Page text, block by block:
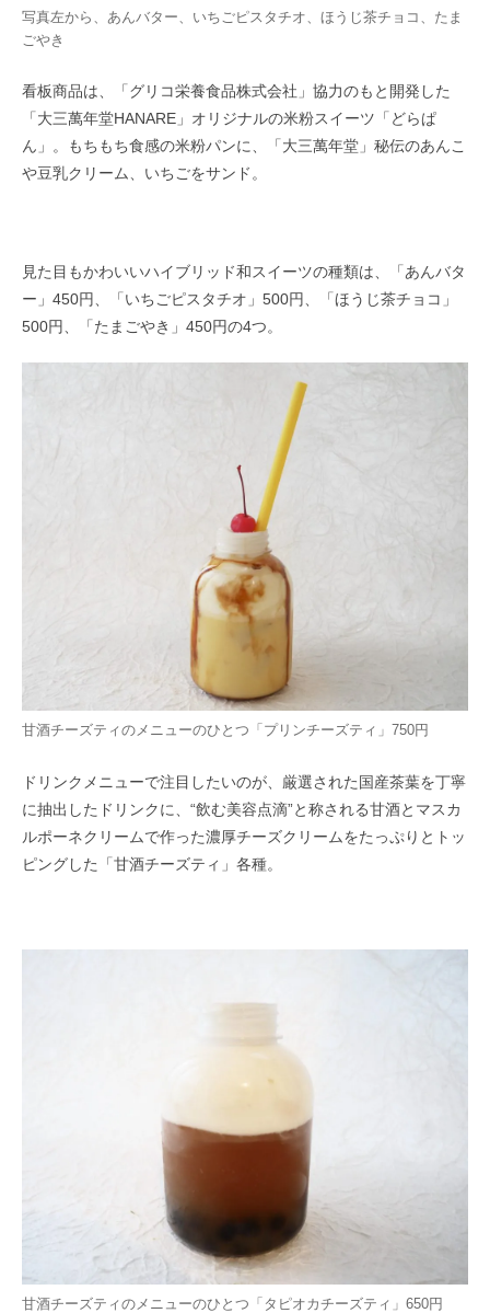
写真左から、あんバター、いちごピスタチオ、ほうじ茶チョコ、たま
ごやき
看板商品は、「グリコ栄養食品株式会社」協力のもと開発した
「大三萬年堂HANARE」オリジナルの米粉スイーツ「どらぱ
ん」。もちもち食感の米粉パンに、「大三萬年堂」秘伝のあんこ
や豆乳クリーム、いちごをサンド。
見た目もかわいいハイブリッド和スイーツの種類は、「あんバタ
ー」450円、「いちごピスタチオ」500円、「ほうじ茶チョコ」
500円、「たまごやき」450円の4つ。
甘酒チーズティのメニューのひとつ「プリンチーズティ」750円
ドリンクメニューで注目したいのが、厳選された国産茶葉を丁寧
に抽出したドリンクに、“飲む美容点滴”と称される甘酒とマスカ
ルポーネクリームで作った濃厚チーズクリームをたっぷりとトッ
ピングした「甘酒チーズティ」各種。
甘酒チーズティのメニューのひとつ「タピオカチーズティ」650円